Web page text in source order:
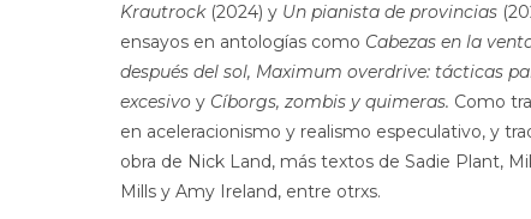
Krautrock (2024) y Un pianista de provincias
ensayos en antologías como Cabezas en la
después del sol, Maximum overdrive: tácticas
excesivo y Cíborgs, zombis y quimeras. Como
en aceleracionismo y realismo especulativo, y
obra de Nick Land, más textos de Sadie Plant,
Mills y Amy Ireland, entre otrxs.